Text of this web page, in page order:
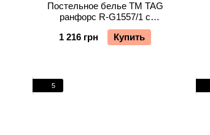
Постельное белье TM TAG
ранфорс R-G1557/1 с
компаньоном полуторное
1 216 грн
Купить
5